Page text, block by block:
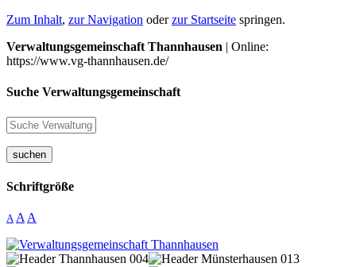
Zum Inhalt, zur Navigation oderzur Startseite springen.
Verwaltungsgemeinschaft Thannhausen | Online:
https://www.vg-thannhausen.de/
Suche Verwaltungsgemeinschaft
suchen
Schriftgröße
A A A